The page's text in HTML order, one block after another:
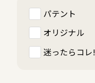
パテント
オリジナル
迷ったらコレ!